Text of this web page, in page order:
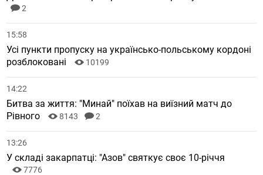
2
15:58
Усі пункти пропуску на українсько-польському кордоні
розблоковані
10199
14:22
Битва за життя: "Минай" поїхав на виїзний матч до
Рівного
8143 2
13:26
У складі закарпатці: "Азов" святкує своє 10-річчя
7776